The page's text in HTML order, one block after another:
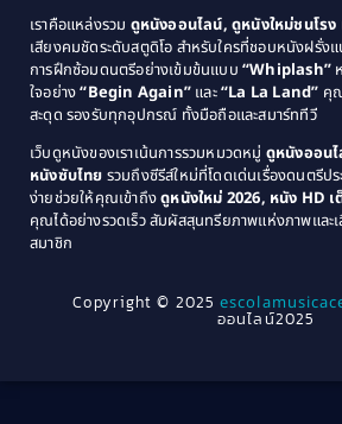
Coming of Age ก้าวพ้นวัย
Coming-of-Age(3)
Community(1)
Crime อาชญากรรม(78)
Cult Film(4)
1979
1976
1974
1971
1969
1964
1940
เราคือแหล่งรวม ดูหนังออนไลน์, ดูหนังใหม่ชนโรง
เสียงคมชัดระดับสตูดิโอ สำหรับใครที่ชอบหนังฝรั่ง
การฝึกซ้อมดนตรีอย่างเข้มข้นแบบ “Whiplash”
ใจอย่าง“Begin Again” และ“La La Land” คุ
สะดุด รองรับทุกอุปกรณ์ ทั้งมือถือและสมาร์ททีวี
เว็บดูหนังของเราเน้นการรวมหมวดหมู่ ดูหนังออน
หนังซับไทย รวมถึงซีรีส์ใหม่ที่โดดเด่นเรื่องดนตรีป
ง่ายช่วยให้คุณเข้าถึงดูหนังใหม่ 2026, หนัง HD เ
คุณได้อย่างรวดเร็ว สัมผัสสุนทรียภาพแห่งภาพและ
สมาชิก
Copyright © 2025
ออนไลน์2025